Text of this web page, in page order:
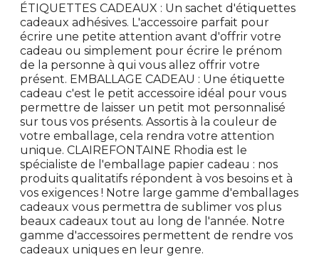
ÉTIQUETTES CADEAUX : Un sachet d'étiquettes
cadeaux adhésives. L'accessoire parfait pour
écrire une petite attention avant d'offrir votre
cadeau ou simplement pour écrire le prénom
de la personne à qui vous allez offrir votre
présent. EMBALLAGE CADEAU : Une étiquette
cadeau c'est le petit accessoire idéal pour vous
permettre de laisser un petit mot personnalisé
sur tous vos présents. Assortis à la couleur de
votre emballage, cela rendra votre attention
unique. CLAIREFONTAINE Rhodia est le
spécialiste de l'emballage papier cadeau : nos
produits qualitatifs répondent à vos besoins et à
vos exigences ! Notre large gamme d'emballages
cadeaux vous permettra de sublimer vos plus
beaux cadeaux tout au long de l'année. Notre
gamme d'accessoires permettent de rendre vos
cadeaux uniques en leur genre.